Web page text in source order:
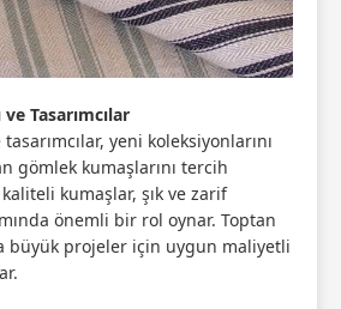
Tasarımcılar
yeni koleksiyonlarını
gömlek kumaşlarını tercih
kumaşlar, şık ve zarif
önemli bir rol oynar. Toptan
büyük projeler için uygun maliyetli